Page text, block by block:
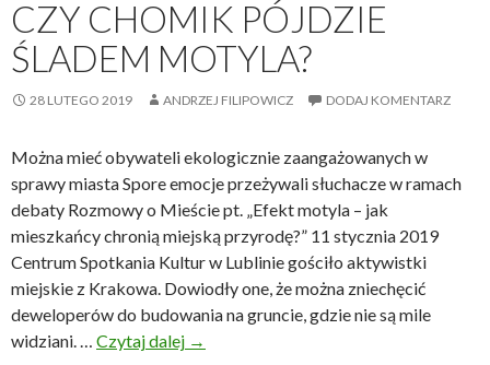
CZY CHOMIK PÓJDZIE
ŚLADEM MOTYLA?
28 LUTEGO 2019 ANDRZEJ FILIPOWICZ DODAJ KOMENTARZ
Można mieć obywateli ekologicznie zaangażowanych w
sprawy miasta Spore emocje przeżywali słuchacze w ramach
debaty Rozmowy o Mieście pt. „Efekt motyla – jak
mieszkańcy chronią miejską przyrodę?” 11 stycznia 2019
Centrum Spotkania Kultur w Lublinie gościło aktywistki
miejskie z Krakowa. Dowiodły one, że można zniechęcić
deweloperów do budowania na gruncie, gdzie nie są mile
widziani. … Czytaj dalej C
→